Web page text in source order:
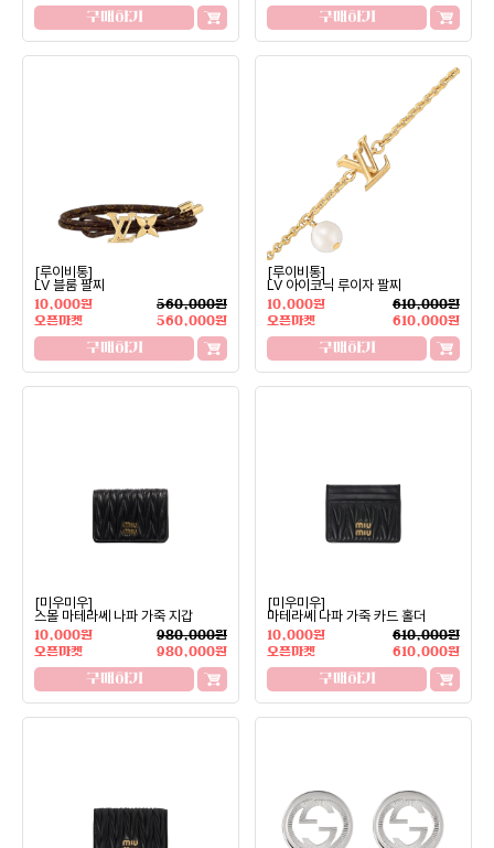
구매하기 구매하기
[루이비통]
LV 블룸 팔찌
10,000원
560,000원
오픈마켓
560,000원
구매하기
[루이비통]
LV 아이코닉 루이자 팔찌
10,000원
610,000원
오픈마켓
610,000원
구매하기
[미우미우]
스몰 마테라쎄 나파 가죽 지갑
10,000원
980,000원
오픈마켓
980,000원
구매하기
[미우미우]
마테라쎄 나파 가죽 카드 홀더
10,000원
610,000원
오픈마켓
610,000원
구매하기